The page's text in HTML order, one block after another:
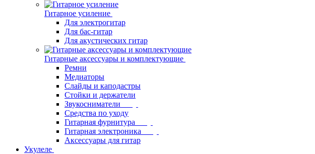
Гитарное усиление
Для электрогитар
Для бас-гитар
Для акустических гитар
Гитарные аксессуары и комплектующие
Ремни
Медиаторы
Слайды и каподастры
Стойки и держатели
Звукосниматели
Средства по уходу
Гитарная фурнитура
Гитарная электроника
Аксессуары для гитар
Укулеле